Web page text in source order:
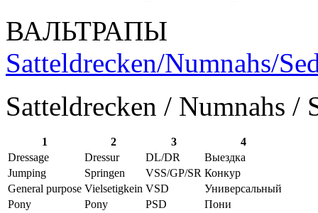
ВАЛЬТРАПЫ
Satteldrecken/Numnahs/
Satteldrecken / Numnahs /
1 2 3
4
Dressage
Dressur DL/DR
Выездка
Jumping
Springen VSS/GP/SR Конкур
General purpose Vielsetigkein VSD
Универсальный
Pony
Pony PSD Пони